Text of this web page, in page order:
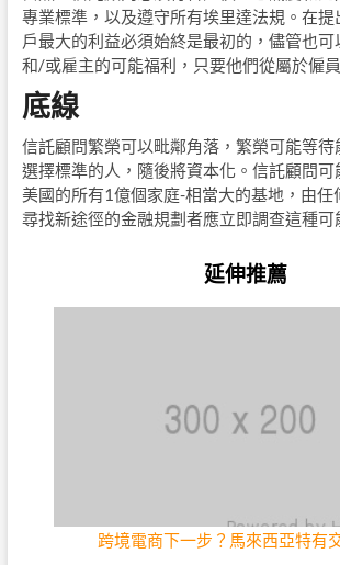
專業標準，以及遵守所有埃里達法規。在
戶最大的利益必須始終是最初的，儘管也
和/或雇主的可能福利，只要他們從屬於僱
底線
信託顧問繁榮可以毗鄰角落，繁榮可能等待
選擇標準的人，隨後將資本化。信託顧問
美國的所有1億個家庭-相當大的基地，由任
尋找新途徑的金融規劃者應立即調查這種可
延伸推薦
跨境電商下一步？馬來西亞特有